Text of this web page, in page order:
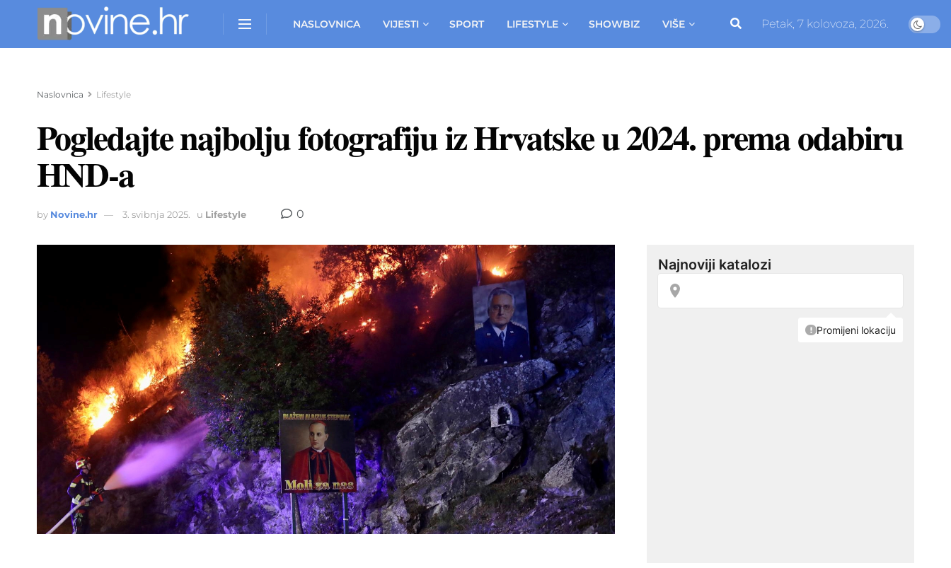
NASLOVNICA VIJESTI SPORT LIFESTYLE SHOWBIZ VIŠE Petak, 7 kolovoza, 2026.
Naslovnica Lifestyle
Pogledajte najbolju fotografiju iz Hrvatske u 2024. prema odabiru
HND-a
by Novine.hr 3. svibnja 2025. u Lifestyle 0